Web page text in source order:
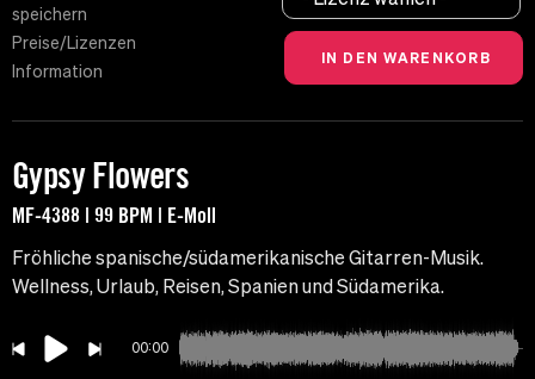
speichern
Preise/Lizenzen
Information
Gypsy Flowers
MF-4388 | 99 BPM | E-Moll
Fröhliche spanische/südamerikanische Gitarren-Musik.
Wellness, Urlaub, Reisen, Spanien und Südamerika.
00:00